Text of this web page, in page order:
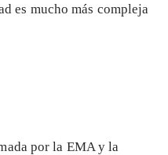
es mucho más compleja
por la EMA y la